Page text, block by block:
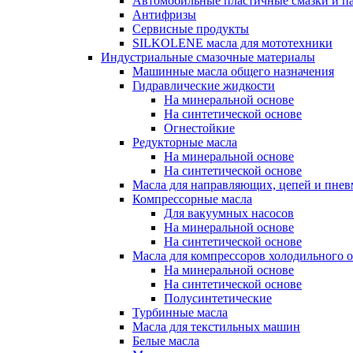
Антифризы
Сервисные продукты
SILKOLENE масла для мототехники
Индустриальные смазочные материалы
Машинные масла общего назначения
Гидравлические жидкости
На минеральной основе
На синтетической основе
Огнестойкие
Редукторные масла
На минеральной основе
На синтетической основе
Масла для направляющих, цепей и
Компрессорные масла
Для вакуумных насосов
На минеральной основе
На синтетической основе
Масла для компрессоров холодильного
На минеральной основе
На синтетической основе
Полусинтетические
Турбинные масла
Масла для текстильных машин
Белые масла